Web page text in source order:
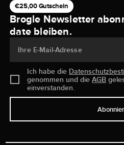
€25,00 Gutschein
Brogle Newsletter
date bleiben.
Ihre E-Mail-Adresse
Ich habe die
genommen und dieAGB
einverstanden.